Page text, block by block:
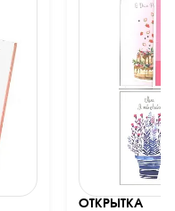
ОТКРЫТКА